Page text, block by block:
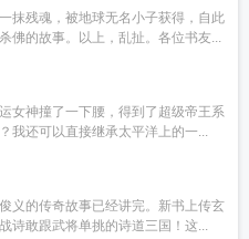
抹残魂，被地球无名小子获得，自此
佛的故事。以上，乱扯。各位书友...
女神撞了一下腰，得到了超级帝王系
还可以直接继承太平洋上的一...
义的传奇故事已经讲完。新书上传玄
诗敢跟武将单挑的诗道三国！这...